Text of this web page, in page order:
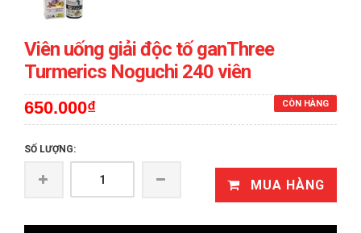
Viên uống giải độc tố ganThree
Turmerics Noguchi 240 viên
CÒN HÀNG
650.000₫
SỐ LƯỢNG:
MUA HÀNG